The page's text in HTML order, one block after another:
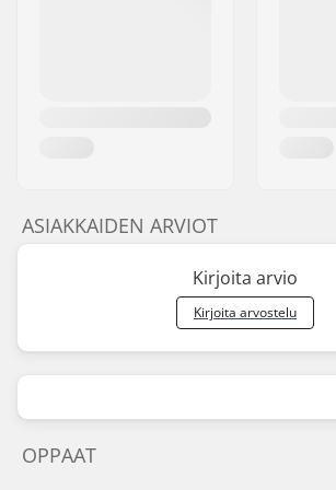
ASIAKKAIDEN ARVIOT
Kirjoita arvio
Kirjoita arvostelu
OPPAAT